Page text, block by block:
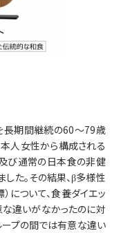
長期間継続の60～79歳
人女性から構成される
び通常の日本食の非健
た。その結果、β多様性
について、食養ダイエッ
違いがなかったのに対
ープの間では有意な違い